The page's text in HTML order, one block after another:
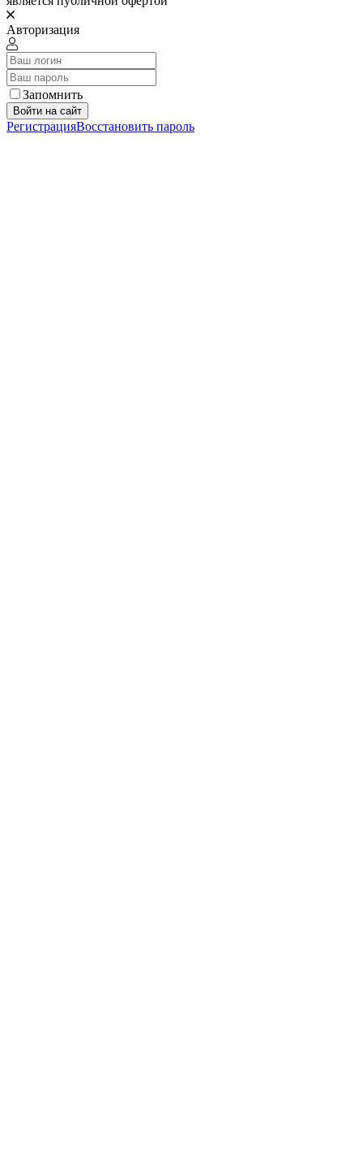
Авторизация
Запомнить
Войти на сайт
РегистрацияВосстановить пароль